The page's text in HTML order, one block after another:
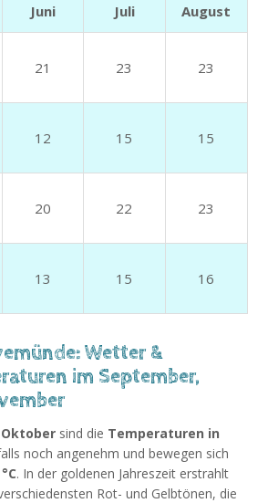
Juni Juli August
21 23 23
12 15 15
20 22 23
13 15 16
Wetter &
im September,
Oktober sind die Temperaturen in
noch angenehm und bewegen sich
. In der goldenen Jahreszeit erstrahlt
Rot- und Gelbtönen, die